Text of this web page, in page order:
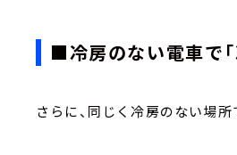
■冷房のない電車で
さらに、同じく冷房のない場